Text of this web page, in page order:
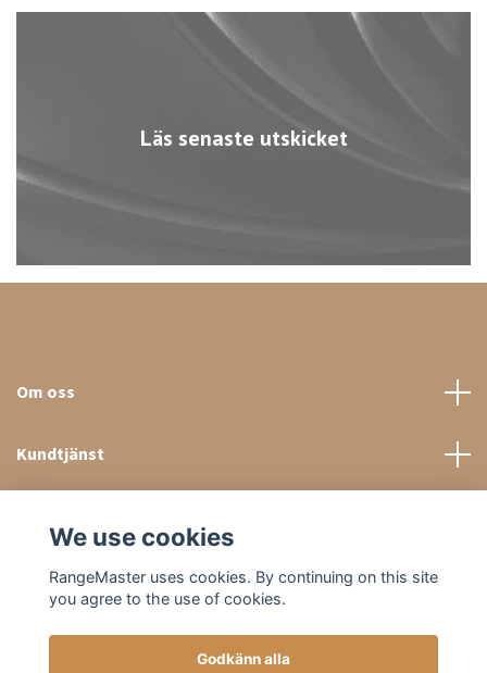
Läs senaste utskicket
Om oss
Kundtjänst
We use cookies
RangeMaster uses cookies. By continuing on this site
you agree to the use of cookies.
Godkänn alla